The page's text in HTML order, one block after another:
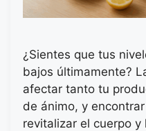
¿Sientes que tus
bajos últimamente?
afectar tanto tu
de ánimo, y
revitalizar el cuerpo